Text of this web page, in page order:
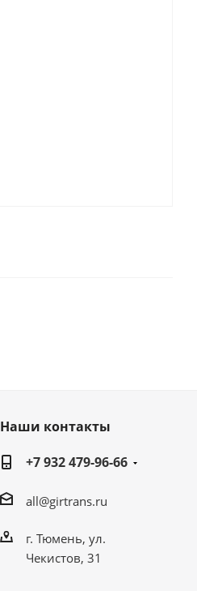
Наши контакты
+7 932 479-96-66
all@girtrans.ru
г. Тюмень, ул.
Чекистов, 31